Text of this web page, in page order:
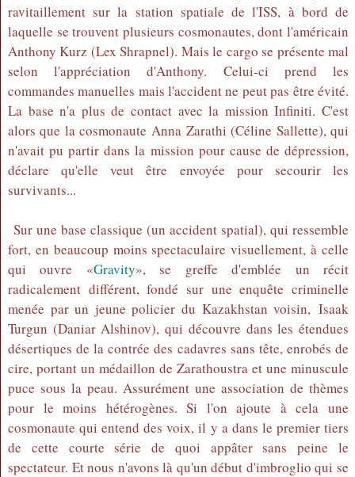
ravitaillement sur la station spatiale de l'ISS, à bord de
laquelle se trouvent plusieurs cosmonautes, dont l'américain
Anthony Kurz (Lex Shrapnel). Mais le cargo se présente mal
selon l'appréciation d'Anthony. Celui-ci prend les
commandes manuelles mais l'accident ne peut pas être évité.
La base n'a plus de contact avec la mission Infiniti. C'est
alors que la cosmonaute Anna Zarathi (Céline Sallette), qui
n'avait pu partir dans la mission pour cause de dépression,
déclare qu'elle veut être envoyée pour secourir les
survivants...
Sur une base classique (un accident spatial), qui ressemble
fort, en beaucoup moins spectaculaire visuellement, à celle
qui ouvre «Gravity», se greffe d'emblée un récit
radicalement différent, fondé sur une enquête criminelle
menée par un jeune policier du Kazakhstan voisin, Isaak
Turgun (Daniar Alshinov), qui découvre dans les étendues
désertiques de la contrée des cadavres sans tête, enrobés de
cire, portant un médaillon de Zarathoustra et une minuscule
puce sous la peau. Assurément une association de thèmes
pour le moins hétérogènes. Si l'on ajoute à cela une
cosmonaute qui entend des voix, il y a dans le premier tiers
de cette courte série de quoi appâter sans peine le
spectateur. Et nous n'avons là qu'un début d'imbroglio qui se